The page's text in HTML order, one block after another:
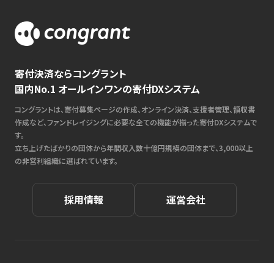
寄付決済ならコングラント
国内No.1 オールインワンの寄付DXシステム
コングラントは、寄付募集ページの作成、オンライン決済、支援者管理、領収書
作成など、ファンドレイジングに必要な全ての機能が揃った寄付DXシステムで
す。
立ち上げたばかりの団体から年間収入数十億円規模の団体まで、3,000以上
の非営利組織に選ばれています。
採用情報 運営会社